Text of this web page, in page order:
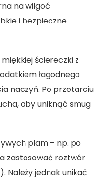
na wilgoć
i bezpieczne
ściereczki z
łagodnego
naczyń. Po przetarciu
aby uniknąć smug
plam – np. po
zastosować roztwór
Należy jednak unikać